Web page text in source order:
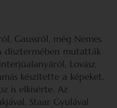
Gaussról, még Nemes
dísztermében mutatták
Lovász
készítette a képeket,
is elkísérte. Az
Staar Gyulával